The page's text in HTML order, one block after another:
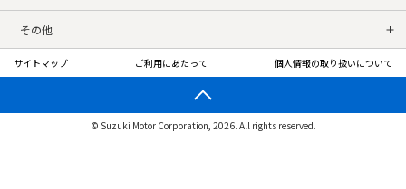
その他
サイトマップ ご利用にあたって 個人情報の取り扱いについて
© Suzuki Motor Corporation, 2026. All rights reserved.